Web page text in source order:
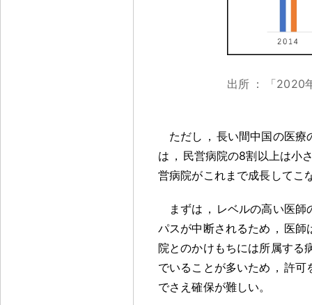
出所 ： 「2020
ただし ， 長い間中国の医療
は ， 民営病院の8割以上は小
営病院がこれまで成長してこ
まずは ， レベルの高い医師
パスが中断されるため ， 医師
院とのかけもちには所属する
でいることが多いため ， 許可
でさえ確保が難しい。